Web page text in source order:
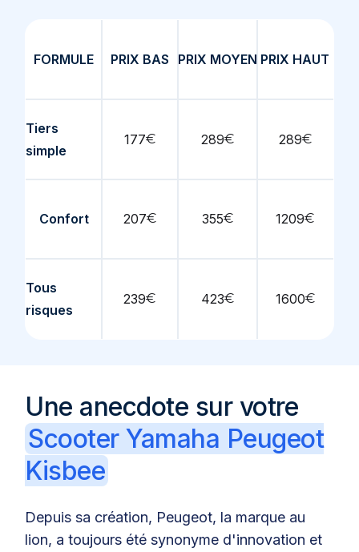
FORMULE PRIX BAS PRIX MOYEN PRIX HAUT
Tiers
simple
177€ 289€ 289€
Confort 207€ 355€ 1209€
Tous
risques
239€ 423€ 1600€
Une anecdote sur votre
Scooter Yamaha Peugeot
Kisbee
Depuis sa création, Peugeot, la marque au
lion, a toujours été synonyme d'innovation et